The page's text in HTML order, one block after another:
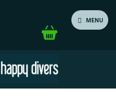
MENU
Nákupní